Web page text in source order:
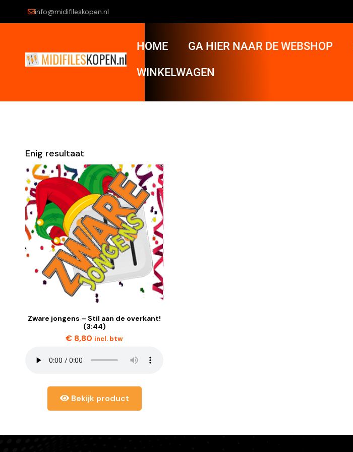
info@midifileskopen.nl
HOME GA HIER NAAR DE WEBSHOP
WINKELWAGEN
Enig resultaat
Zware jongens – Stil aan de overkant!
(3:44)
€ 8,80 incl. btw
Bekijk product